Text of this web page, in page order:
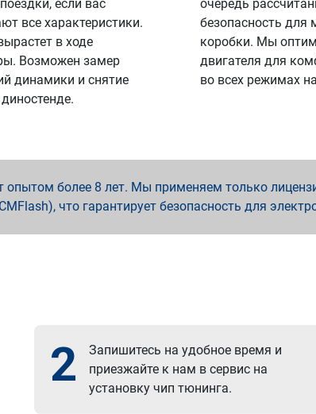
если вас
все характеристики.
в ходе
Возможен замер
динамики и снятие
очередь
безопасность для
коробки. Мы
двигателя для
во всех режимах
более 8 лет. Мы применяем только
что гарантирует безопасность для
2
Запишитесь на удобное время и
приезжайте к нам в сервис на
установку чип тюнинга.